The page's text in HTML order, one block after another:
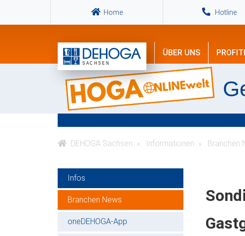
Home Hotline
ÜBER UNS
DEHOGA Sachsen Informationen Branchen
Infos
Branchen News
oneDEHOGA-App